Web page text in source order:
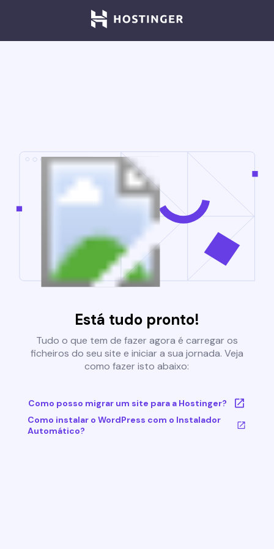
Está tudo pronto!
Tudo o que tem de fazer agora é carregar os
ficheiros do seu site e iniciar a sua jornada. Veja
como fazer isto abaixo:
Como posso migrar um site para a Hostinger?
Como instalar o WordPress com o Instalador
Automático?